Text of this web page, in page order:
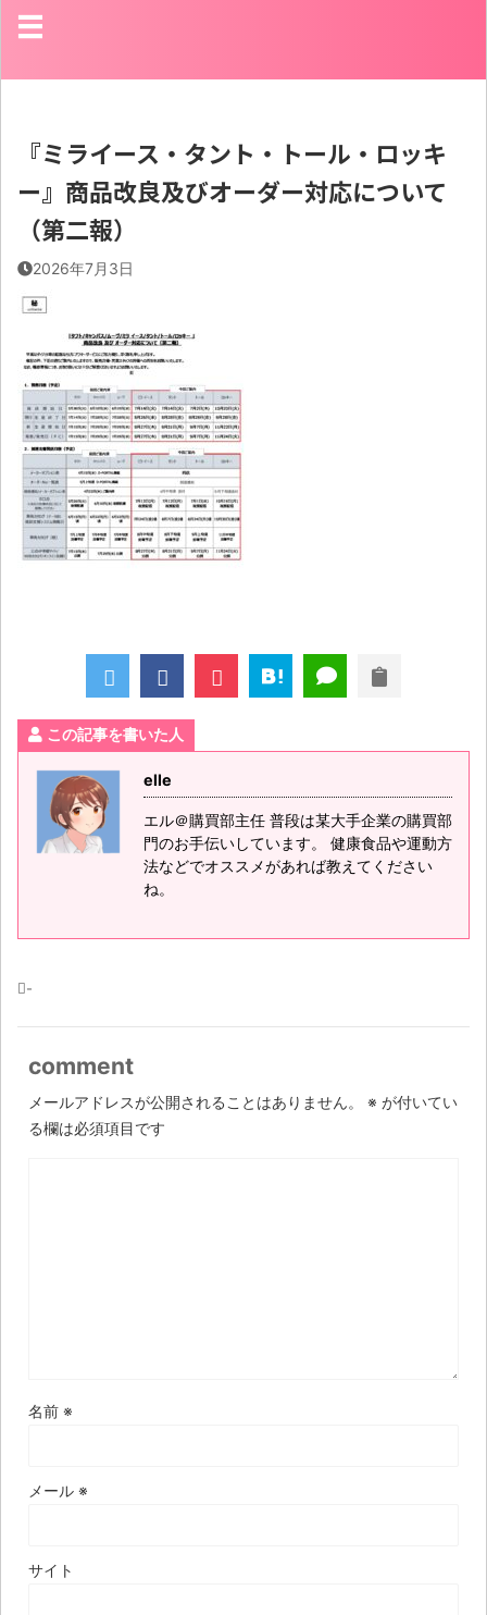
『ミライース・タント・トール・ロッキ
ー』商品改良及びオーダー対応について
（第二報）
2026年7月3日
この記事を書いた人
elle
エル＠購買部主任 普段は某大手企業の購買部
門のお手伝いしています。 健康食品や運動方
法などでオススメがあれば教えてください
ね。
-
comment
メールアドレスが公開されることはありません。 ※ が付いてい
る欄は必須項目です
名前 ※
メール ※
サイト